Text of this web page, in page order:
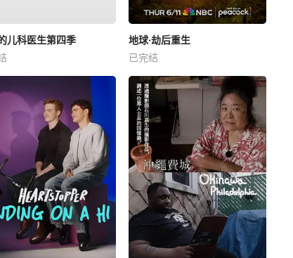
儿科医生第四季
地球·劫后重生
已完结